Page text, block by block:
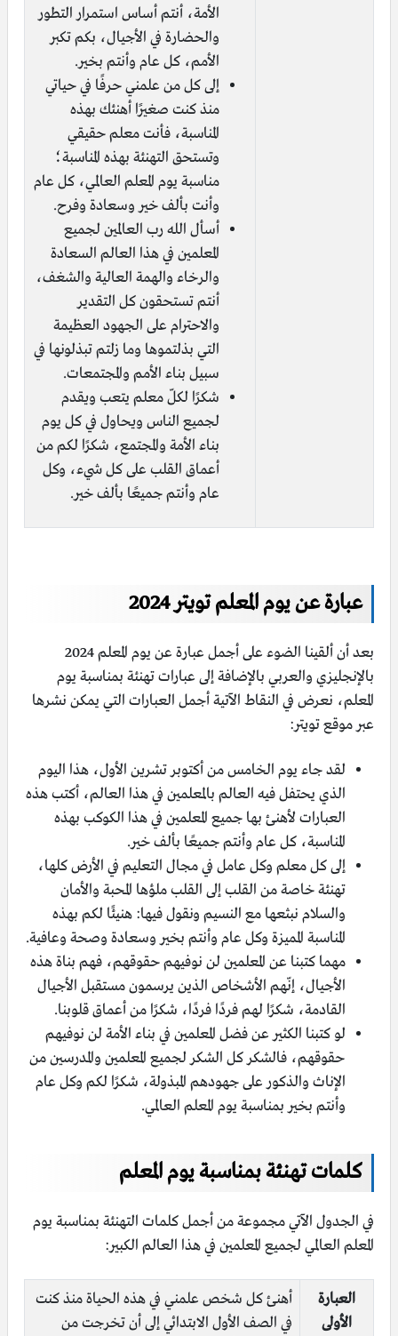
الأمة، أنتم أساس استمرار التطور
والحضارة في الأجيال، بكم تكبر
الأمم، كل عام وأنتم بخير.
إلى كل من علمني حرفًا في حياتي
منذ كنت صغيرًا أهنئك بهذه
المناسبة، فأنت معلم حقيقي
وتستحق التهنئة بهذه المناسبة؛
مناسبة يوم المعلم العالمي، كل عام
وأنت بألف خير وسعادة وفرح.
أسأل الله رب العالمين لجميع
المعلمين في هذا العالم السعادة
والرخاء والهمة العالية والشغف،
أنتم تستحقون كل التقدير
والاحترام على الجهود العظيمة
التي بذلتموها وما زلتم تبذلونها في
سبيل بناء الأمم والمجتمعات.
شكرًا لكلّ معلم يتعب ويقدم
لجميع الناس ويحاول في كل يوم
بناء الأمة والمجتمع، شكرًا لكم من
أعماق القلب على كل شيء، وكل
عام وأنتم جميعًا بألف خير.
عبارة عن يوم المعلم تويتر 2024
بعد أن ألقينا الضوء على أجمل عبارة عن يوم المعلم 2024
بالإنجليزي والعربي بالإضافة إلى عبارات تهنئة بمناسبة يوم
المعلم، نعرض في النقاط الآتية أجمل العبارات التي يمكن نشرها
عبر موقع تويتر:
لقد جاء يوم الخامس من أكتوبر تشرين الأول، هذا اليوم
الذي يحتفل فيه العالم بالمعلمين في هذا العالم، أكتب هذه
العبارات لأهنئ بها جميع المعلمين في هذا الكوكب بهذه
المناسبة، كل عام وأنتم جميعًا بألف خير.
إلى كل معلم وكل عامل في مجال التعليم في الأرض كلها،
تهنئة خاصة من القلب إلى القلب ملؤها المحبة والأمان
والسلام نبثعها مع النسيم ونقول فيها: هنيئًا لكم بهذه
المناسبة المميزة وكل عام وأنتم بخير وسعادة وصحة وعافية.
مهما كتبنا عن المعلمين لن نوفيهم حقوقهم، فهم بناة هذه
الأجيال، إنّهم الأشخاص الذين يرسمون مستقبل الأجيال
القادمة، شكرًا لهم فردًا فردًا، شكرًا من أعماق قلوبنا.
لو كتبنا الكثير عن فضل المعلمين في بناء الأمة لن نوفيهم
حقوقهم، فالشكر كل الشكر لجميع المعلمين والمدرسين من
الإناث والذكور على جهودهم المبذولة، شكرًا لكم وكل عام
وأنتم بخير بمناسبة يوم المعلم العالمي.
كلمات تهنئة بمناسبة يوم المعلم
في الجدول الآتي مجموعة من أجمل كلمات التهنئة بمناسبة يوم
المعلم العالمي لجميع المعلمين في هذا العالم الكبير:
العبارة
الأولى
أهنئ كل شخص علمني في هذه الحياة منذ كنت
في الصف الأول الابتدائي إلى أن تخرجت من